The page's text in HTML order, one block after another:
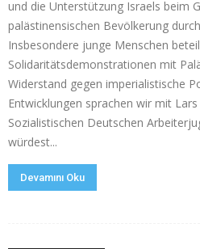
und die Unterstützung Israels beim
palästinensischen Bevölkerung
Insbesondere junge Menschen
Solidaritätsdemonstrationen mit
Widerstand gegen imperialistische
Entwicklungen sprachen wir mit
Sozialistischen Deutschen
würdest...
Devamını Oku